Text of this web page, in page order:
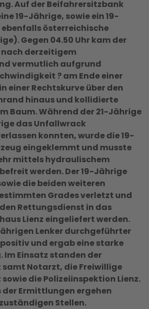
Auf der Beifahrersitzbank
19-Jährige, sowie ein 19-
österreichische
Gegen 04.50 Uhr kam der
derzeitigem
vermutlich aufgrund
? am Ende einer
einer Rechtskurve über den
hinaus und kollidierte
Baum. Während der 21-Jährige
das Unfallwrack
konnten, wurde die 19-
eingeklemmt und musste
mittels hydraulischem
werden. Der 19-Jährige
die beiden weiteren
Grades verletzt und
Rettungsdienst in das
Lienz eingeliefert werden.
Lenker durchgeführter
und ergab eine starke
Im Einsatz standen der
Notarzt, die Freiwillige
sowie die Polizeiinspektion Lienz.
der Ermittlungen ergehen
Stellen.